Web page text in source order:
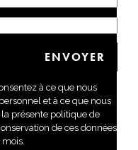
à ce que nous
et à ce que nous
présente politique de
de ces données
mois.